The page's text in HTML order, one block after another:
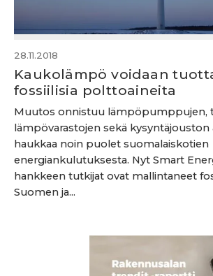
28.11.2018
Kaukolämpö voidaan
fossiilisia polttoaineita
Muutos onnistuu lämpöpumppujen,
lämpövarastojen sekä kysyntäjouston
haukkaa noin puolet suomalaiskotien
energiankulutuksesta. Nyt Smart
hankkeen tutkijat ovat mallintaneet
Suomen ja...